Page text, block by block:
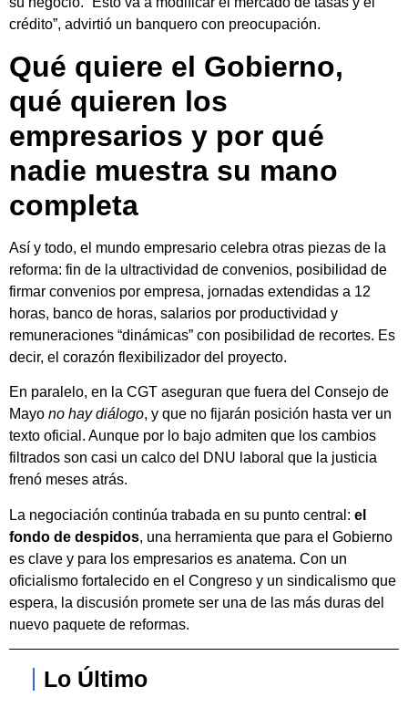
crédito”, advirtió un banquero con preocupación.
Qué quiere el Gobierno,
qué quieren los
empresarios y por qué
nadie muestra su mano
completa
Así y todo, el mundo empresario celebra otras piezas de la
reforma: fin de la ultractividad de convenios, posibilidad de
firmar convenios por empresa, jornadas extendidas a 12
horas, banco de horas, salarios por productividad y
remuneraciones “dinámicas” con posibilidad de recortes. Es
decir, el corazón flexibilizador del proyecto.
En paralelo, en la CGT aseguran que fuera del Consejo de
Mayo no hay diálogo, y que no fijarán posición hasta ver un
texto oficial. Aunque por lo bajo admiten que los cambios
filtrados son casi un calco del DNU laboral que la justicia
frenó meses atrás.
La negociación continúa trabada en su punto central: el
fondo de despidos, una herramienta que para el Gobierno
es clave y para los empresarios es anatema. Con un
oficialismo fortalecido en el Congreso y un sindicalismo que
espera, la discusión promete ser una de las más duras del
nuevo paquete de reformas.
Lo Último